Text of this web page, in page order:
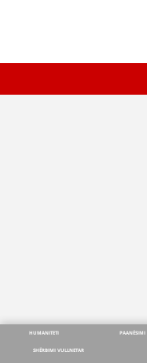
HUMANITETI PAANËSIMI
SHËRBIMI VULLNETAR